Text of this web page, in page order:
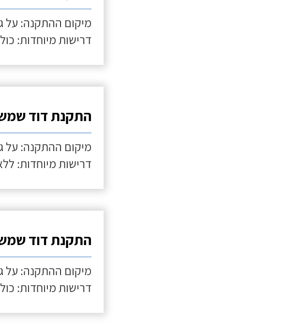
מיקום ההתקנה: על
דרישות מיוחדות:
התקנת דוד שמש
מיקום ההתקנה: על
דרישות מיוחדות:
התקנת דוד שמש
מיקום ההתקנה: על
דרישות מיוחדות: